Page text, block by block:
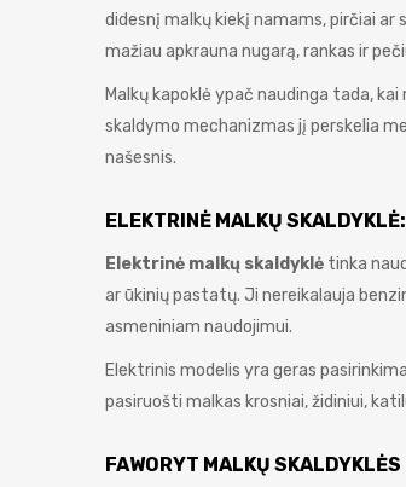
didesnį malkų kiekį namams, pirčiai
mažiau apkrauna nugarą, rankas ir
Malkų kapoklė ypač naudinga tada,
skaldymo mechanizmas jį perskelia
našesnis.
ELEKTRINĖ MALKŲ
Elektrinė malkų skaldyklė tinka
ar ūkinių pastatų. Ji nereikalauja
asmeniniam naudojimui.
Elektrinis modelis yra geras
pasiruošti malkas krosniai, židiniui,
FAWORYT MALKŲ SKALDYKLĖS